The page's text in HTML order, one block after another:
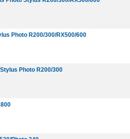
Photo R200/300/RX500/600
Photo R200/300